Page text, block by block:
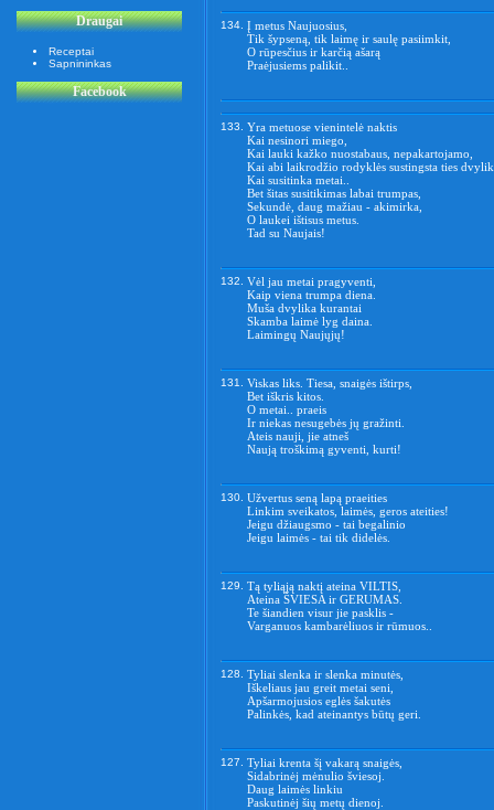
Draugai
Receptai
Sapnininkas
Facebook
134. Į metus Naujuosius,
Tik šypseną, tik laimę ir saulę pasiimkit,
O rūpesčius ir karčią ašarą
Praėjusiems palikit..
133. Yra metuose vienintelė naktis
Kai nesinori miego,
Kai lauki kažko nuostabaus, nepakartojamo,
Kai abi laikrodžio rodyklės sustingsta ties
Kai susitinka metai..
Bet šitas susitikimas labai trumpas,
Sekundė, daug mažiau - akimirka,
O laukei ištisus metus.
Tad su Naujais!
132. Vėl jau metai pragyventi,
Kaip viena trumpa diena.
Muša dvylika kurantai
Skamba laimė lyg daina.
Laimingų Naujųjų!
131. Viskas liks. Tiesa, snaigės ištirps,
Bet iškris kitos.
O metai.. praeis
Ir niekas nesugebės jų gražinti.
Ateis nauji, jie atneš
Naują troškimą gyventi, kurti!
130. Užvertus seną lapą praeities
Linkim sveikatos, laimės, geros ateities!
Jeigu džiaugsmo - tai begalinio
Jeigu laimės - tai tik didelės.
129. Tą tyliąją naktį ateina VILTIS,
Ateina ŠVIESA ir GERUMAS.
Te šiandien visur jie pasklis -
Varganuos kambarėliuos ir rūmuos..
128. Tyliai slenka ir slenka minutės,
Iškeliaus jau greit metai seni,
Apšarmojusios eglės šakutės
Palinkės, kad ateinantys būtų geri.
127. Tyliai krenta šį vakarą snaigės,
Sidabrinėj mėnulio šviesoj.
Daug laimės linkiu
Paskutinėj šių metų dienoj.